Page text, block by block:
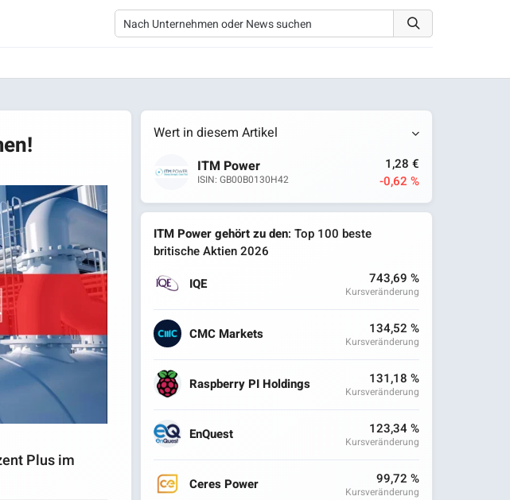
Plus im
Wert in diesem Artikel
ITM Power
ISIN: GB00B0130H42
1,28 €
-0,62 %
ITM Power gehört zu den: Top 100 beste
britische Aktien 2026
IQE
743,69 %
Kursveränderung
CMC Markets 134,52 %
Kursveränderung
Raspberry PI Holdings 131,18 %
Kursveränderung
EnQuest 123,34 %
Kursveränderung
Ceres Power 99,72 %
Kursveränderung